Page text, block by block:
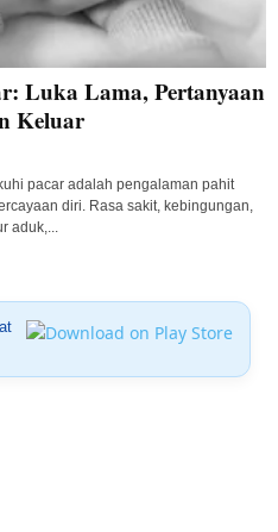
Luka Lama, Pertanyaan
Keluar
pacar adalah pengalaman pahit
diri. Rasa sakit, kebingungan,
aduk,...